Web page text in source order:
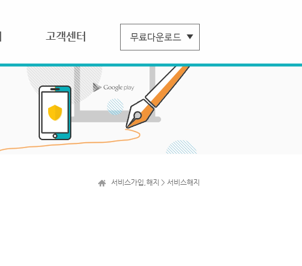
고객센터
서비스가입,해지 > 서비스해지